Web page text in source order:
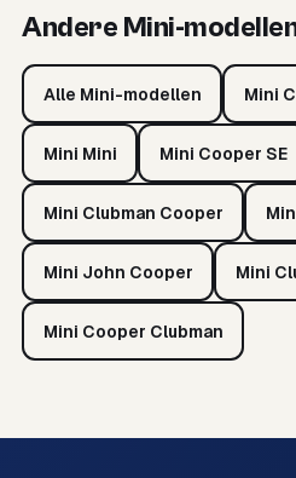
Andere Mini-
Alle Mini-modellen Mini
Mini Mini Mini Cooper SE
Mini Clubman Cooper
Mini John Cooper Mini
Mini Cooper Clubman